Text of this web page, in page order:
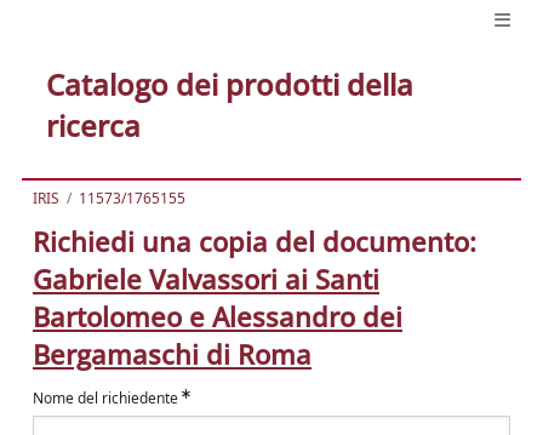
Catalogo dei prodotti della
ricerca
IRIS 11573/1765155
Richiedi una copia del documento:
Gabriele Valvassori ai Santi
Bartolomeo e Alessandro dei
Bergamaschi di Roma
Nome del richiedente